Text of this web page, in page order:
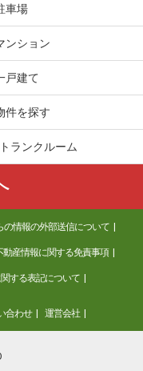
車場
ンション
戸建て
件を探す
ランクルーム
の情報の外部送信について
動産情報に関する免責事項
する表記について
合わせ 運営会社